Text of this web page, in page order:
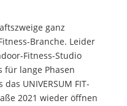
ganz
Branche. Leider
Fitness-Studio
für lange Phasen
UNIVERSUM FIT-
2021 wieder öffnen